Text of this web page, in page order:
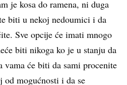
je kosa do ramena, ni duga
biti u nekoj nedoumici i da
Sve opcije će imati mnogo
biti nikoga ko je u stanju da
vama će biti da sami procenite
mogućnosti i da se